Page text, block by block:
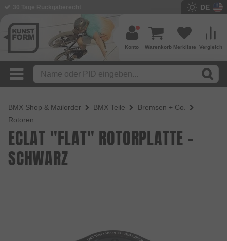
DE
Vergleich
Merkliste
Warenkorb
Konto
BMX Shop & Mailorder BMX Teile
Bremsen + Co.
Rotoren
ECLAT "FLAT" ROTORPLATTE -
SCHWARZ